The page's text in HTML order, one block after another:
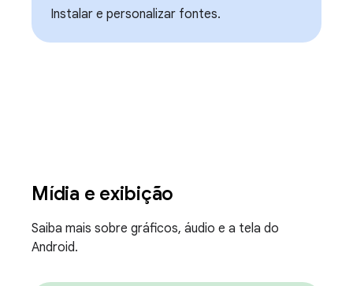
Instalar e personalizar fontes.
Mídia e exibição
Saiba mais sobre gráficos, áudio e a tela do
Android.